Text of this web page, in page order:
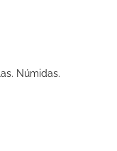
Númidas.